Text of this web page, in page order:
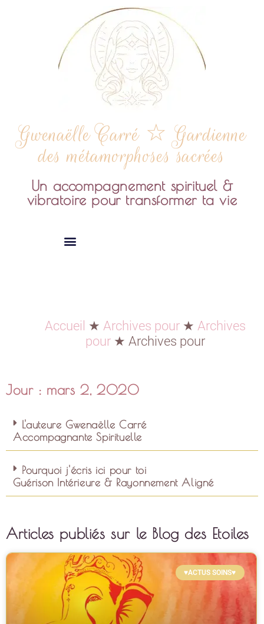
Gwenaëlle Carré ☆ Gardienne
des métamorphoses sacrées
Un accompagnement spirituel &
vibratoire pour transformer ta vie
Accueil ★ Archives pour ★ Archives
pour ★ Archives pour
Jour : mars 2, 2020
L'auteure Gwenaëlle Carré
Accompagnante Spirituelle
Pourquoi j'écris ici pour toi
Guérison Intérieure & Rayonnement Aligné
Articles publiés sur le Blog des Etoiles
♥ACTUS SOINS♥